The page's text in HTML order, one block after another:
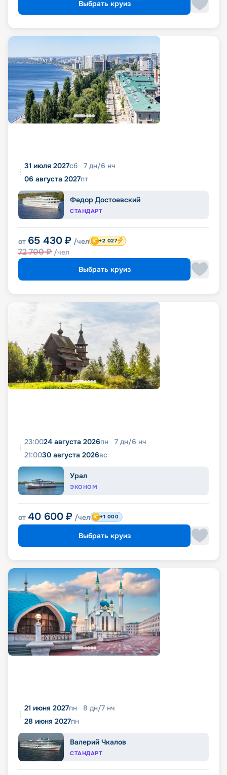
Выбрать круиз
31 июля 2027сб 7 дн/6 нч
06 августа 2027пт
Федор Достоевский
СТАНДАРТ
от 65 430 ₽ /чел
72 700₽ /чел
+2 027
Выбрать круиз
23:0024 августа 2026пн 7 дн/6 нч
21:0030 августа 2026вс
Урал
ЭКОНОМ
от 40 600 ₽ /чел +1 000
Выбрать круиз
21 июня 2027пн 8 дн/7 нч
28 июня 2027пн
Валерий Чкалов
СТАНДАРТ